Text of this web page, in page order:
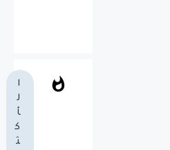
ا
ل
أ
ك
ث